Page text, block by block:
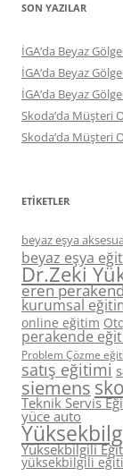
SON YAZILAR
İGA’da Beyaz
İGA’da Beyaz
İGA’da Beyaz
Skoda’da Müşteri
Skoda’da Müşteri
ETIKETLER
beyaz eşya
beyaz eşya
Dr.Zeki
eren
kurumsal
online eğitim
perakende
Problem Çözme
satış eğitimi
siemens
Teknik Servis
yüce auto
Yüksekbilgili
yüksekbilgili